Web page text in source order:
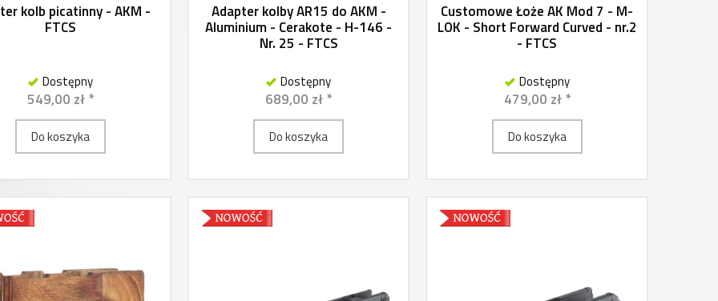
kolb picatinny - AKM -
FTCS
Dostępny
549,00 zł *
Do koszyka
Adapter kolby AR15 do AKM -
Aluminium - Cerakote - H-146 -
Nr. 25 - FTCS
Dostępny
689,00 zł *
Do koszyka
Customowe Łoże AK Mod 7 - M-
LOK - Short Forward Curved - nr.2
- FTCS
Dostępny
479,00 zł *
Do koszyka